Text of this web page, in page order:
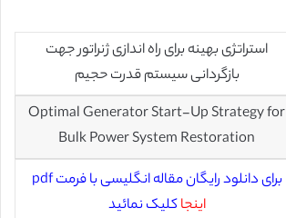
استراتژی بهینه برای راه اندازی ژنراتور جهت
بازگردانی سیستم قدرت حجیم
Optimal Generator Start-Up Strategy for
Bulk Power System Restoration
برای دانلود رایگان مقاله انگلیسی با فرمت pdf
اینجاکلیک نمائید